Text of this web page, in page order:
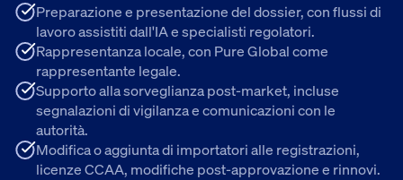
Preparazione e presentazione del dossier, con flussi di
lavoro assistiti dall'IA e specialisti regolatori.
Rappresentanza locale, con Pure Global come
rappresentante legale.
Supporto alla sorveglianza post-market, incluse
segnalazioni di vigilanza e comunicazioni con le
autorità.
Modifica o aggiunta di importatori alle registrazioni,
licenze CCAA, modifiche post-approvazione e rinnovi.